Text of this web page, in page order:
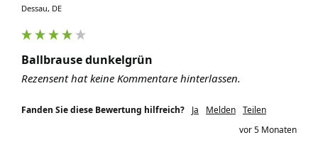
Dessau, DE
Ballbrause dunkelgrün
Rezensent hat keine Kommentare hinterlassen.
Fanden Sie diese Bewertung hilfreich? Ja Melden Teilen
vor 5 Monaten